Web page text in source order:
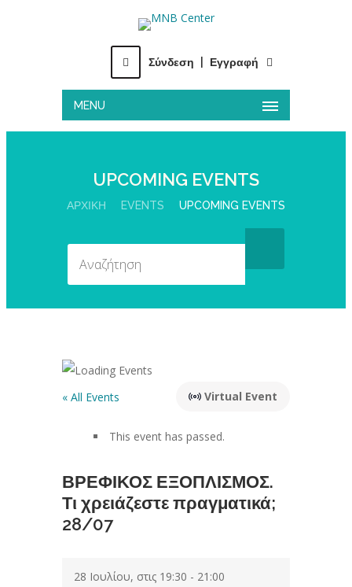
Σύνδεση Εγγραφή
MENU
UPCOMING EVENTS
ΑΡΧΙΚΉ EVENTS UPCOMING EVENTS
« All Events Virtual Event
This event has passed.
ΒΡΕΦΙΚΟΣ ΕΞΟΠΛΙΣΜΟΣ.
Τι χρειάζεστε πραγματικά;
28/07
28 Ιουλίου, στις 19:30 - 21:00